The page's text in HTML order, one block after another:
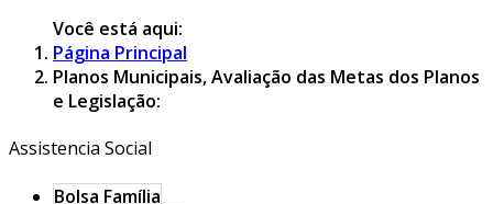
Você está aqui:
Página Principal
Planos Municipais, Avaliação das Metas dos Planos
e Legislação:
Assistencia Social
Bolsa Família